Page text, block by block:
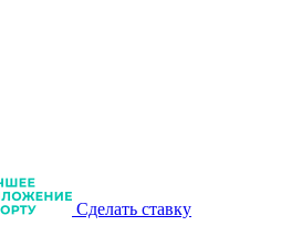
Сделать ставку